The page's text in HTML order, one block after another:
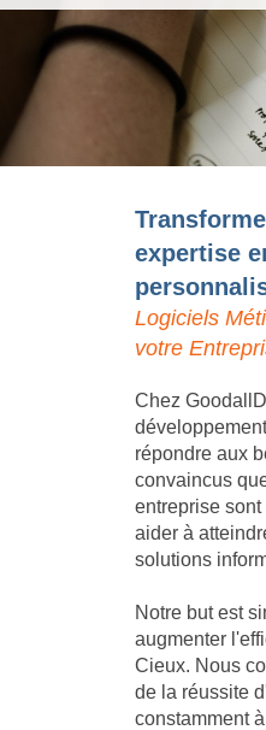
expertise
Logiciels
votre
Chez
répondre aux
convaincus
entreprise
aider à
solutions
Notre but est
augmenter
Cieux. Nous
de la réussite
constamment